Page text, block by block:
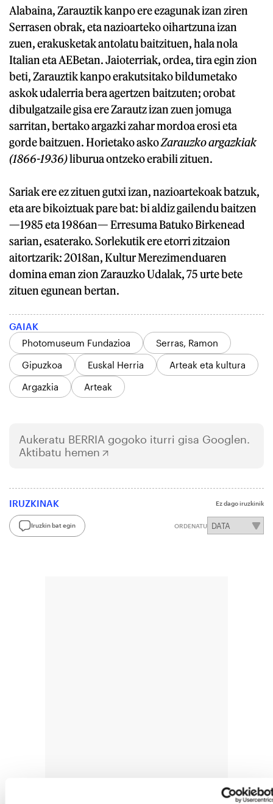
Alabaina, Zarauztik kanpo ere ezagunak izan ziren
Serrasen obrak, eta nazioarteko oihartzuna izan
zuen, erakusketak antolatu baitzituen, hala nola
Italian eta AEBetan. Jaioterriak, ordea, tira egin zion
beti, Zarauztik kanpo erakutsitako bildumetako
askok udalerria bera agertzen baitzuten; orobat
dibulgatzaile gisa ere Zarautz izan zuen jomuga
sarritan, bertako argazki zahar mordoa erosi eta
gorde baitzuen. Horietako askoZarauzko argazkiak
(1866-1936)liburua ontzeko erabili zituen.
Sariak ere ez zituen gutxi izan, nazioartekoak batzuk,
eta are bikoiztuak pare bat: bi aldiz gailendu baitzen
—1985 eta 1986an— Erresuma Batuko Birkenead
sarian, esaterako. Sorlekutik ere etorri zitzaion
aitortzarik: 2018an, Kultur Merezimenduaren
domina eman zion Zarauzko Udalak, 75 urte bete
zituen egunean bertan.
GAIAK
Photomuseum Fundazioa
Serras, Ramon
Gipuzkoa
Euskal Herria
Arteak eta kultura
Argazkia
Arteak
Aukeratu BERRIA gogoko iturri gisa Googlen.
Aktibatu hemen
IRUZKINAK Ez dago iruzkinik
Iruzkin bat egin ORDENATU